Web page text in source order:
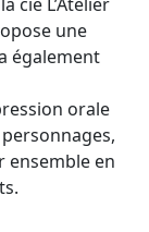
cie L’Atelier
une
également
orale
ensemble en